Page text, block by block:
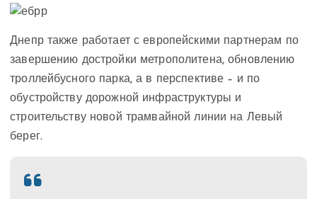
Днепр также работает с европейскими партнерам по
завершению достройки метрополитена, обновлению
троллейбусного парка, а в перспективе – и по
обустройству дорожной инфраструктуры и
строительству новой трамвайной линии на Левый
берег.